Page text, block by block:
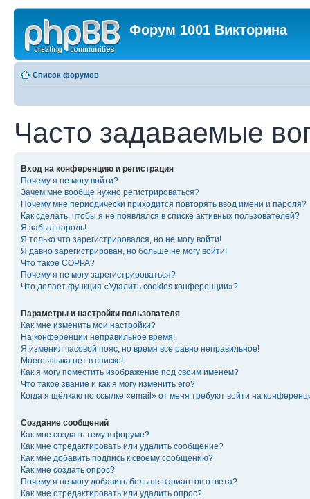
Форум 1001 Викторина
Список форумов
Часто задаваемые
Вход на конференцию и регистрация
Почему я не могу войти?
Зачем мне вообще нужно регистрироваться?
Почему мне периодически приходится повторять ввод имени и пароля?
Как сделать, чтобы я не появлялся в списке активных пользователей?
Я забыл пароль!
Я только что зарегистрировался, но не могу войти!
Я давно зарегистрирован, но больше не могу войти!
Что такое COPPA?
Почему я не могу зарегистрироваться?
Что делает функция «Удалить cookies конференции»?
Параметры и настройки пользователя
Как мне изменить мои настройки?
На конференции неправильное время!
Я изменил часовой пояс, но время все равно неправильное!
Моего языка нет в списке!
Как я могу поместить изображение под своим именем?
Что такое звание и как я могу изменить его?
Когда я щёлкаю по ссылке «email» от меня требуют войти на
Создание сообщений
Как мне создать тему в форуме?
Как мне отредактировать или удалить сообщение?
Как мне добавить подпись к своему сообщению?
Как мне создать опрос?
Почему я не могу добавить больше вариантов ответа?
Как мне отредактировать или удалить опрос?